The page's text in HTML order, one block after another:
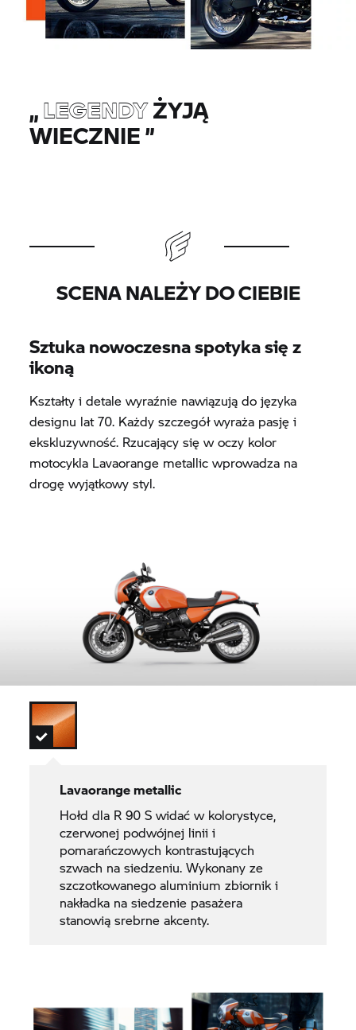
„LEGENDYŻYJĄ
WIECZNIE”
SCENA NALEŻY DO CIEBIE
Sztuka nowoczesna spotyka się z
ikoną
Kształty i detale wyraźnie nawiązują do języka
designu lat 70. Każdy szczegół wyraża pasję i
ekskluzywność. Rzucający się w oczy kolor
motocykla Lavaorange metallic wprowadza na
drogę wyjątkowy styl.
Lavaorange metallic
Hołd dla R 90 S widać w kolorystyce,
czerwonej podwójnej linii i
pomarańczowych kontrastujących
szwach na siedzeniu. Wykonany ze
szczotkowanego aluminium zbiornik i
nakładka na siedzenie pasażera
stanowią srebrne akcenty.